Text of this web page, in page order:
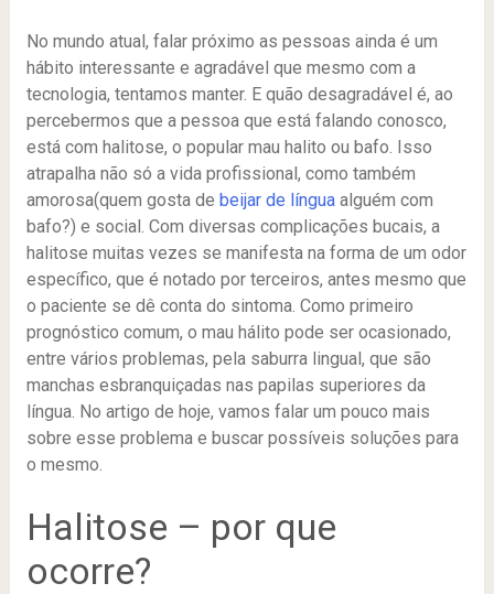
No mundo atual, falar próximo as pessoas ainda é um
hábito interessante e agradável que mesmo com a
tecnologia, tentamos manter. E quão desagradável é, ao
percebermos que a pessoa que está falando conosco,
está com halitose, o popular mau halito ou bafo. Isso
atrapalha não só a vida profissional, como também
amorosa(quem gosta de beijar de línguaalguém com
bafo?) e social. Com diversas complicações bucais, a
halitose muitas vezes se manifesta na forma de um odor
específico, que é notado por terceiros, antes mesmo que
o paciente se dê conta do sintoma. Como primeiro
prognóstico comum, o mau hálito pode ser ocasionado,
entre vários problemas, pela saburra lingual, que são
manchas esbranquiçadas nas papilas superiores da
língua. No artigo de hoje, vamos falar um pouco mais
sobre esse problema e buscar possíveis soluções para
o mesmo.
Halitose – por que
ocorre?